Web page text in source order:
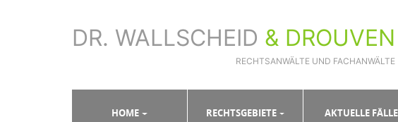
DR. WALLSCHEID & DROUVEN
RECHTSANWÄLTE UND FACHANWÄLTE
HOME RECHTSGEBIETE AKTUELLE FÄLLE